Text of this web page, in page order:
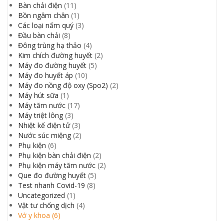
Bàn chải điện (11)
Bồn ngâm chân (1)
Các loại nấm quý (3)
Đầu bàn chải (8)
Đông trùng hạ thảo (4)
Kim chích đường huyết (2)
Máy đo đường huyết (5)
Máy đo huyết áp (10)
Máy đo nồng độ oxy (Spo2) (2)
Máy hút sữa (1)
Máy tăm nước (17)
Máy triệt lông (3)
Nhiệt kế điện tử (3)
Nước súc miệng (2)
Phụ kiện (6)
Phụ kiện bàn chải điện (2)
Phụ kiện máy tăm nước (2)
Que đo đường huyết (5)
Test nhanh Covid-19 (8)
Uncategorized (1)
Vật tư chống dịch (4)
Vớ y khoa (6)